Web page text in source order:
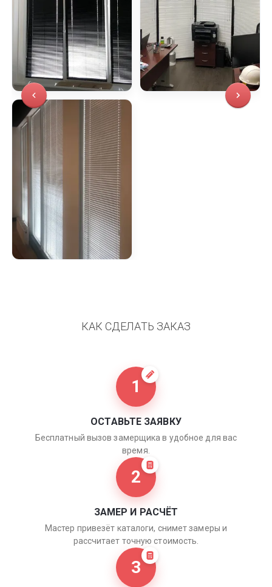
КАК СДЕЛАТЬ ЗАКАЗ
1
ОСТАВЬТЕ ЗАЯВКУ
Бесплатный вызов замерщика в удобное для вас
время.
2
ЗАМЕР И РАСЧЁТ
Мастер привезёт каталоги, снимет замеры и
рассчитает точную стоимость.
3